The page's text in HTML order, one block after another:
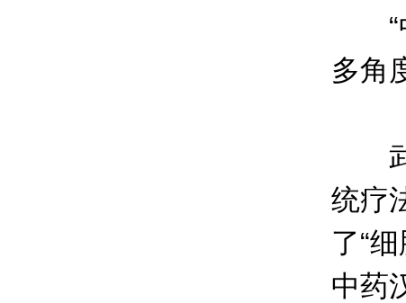
“中
多角
武
统疗
了“
中药